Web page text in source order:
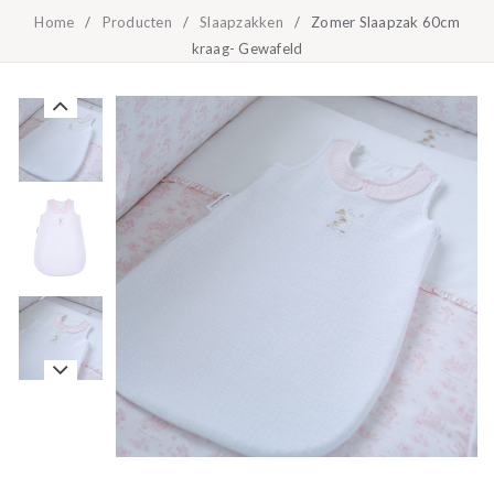
Home / Producten / Slaapzakken /
Zomer Slaapzak 60cm
kraag- Gewafeld